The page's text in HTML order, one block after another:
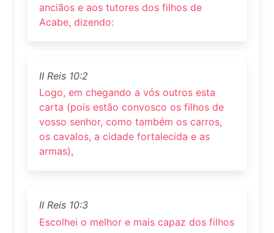
anciãos e aos tutores dos filhos de
Acabe, dizendo:
II Reis 10:2
Logo, em chegando a vós outros esta
carta (pois estão convosco os filhos de
vosso senhor, como também os carros,
os cavalos, a cidade fortalecida e as
armas),
II Reis 10:3
Escolhei o melhor e mais capaz dos filhos